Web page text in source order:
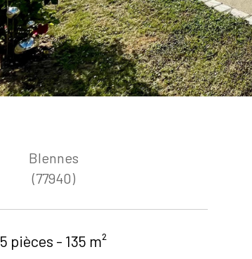
Blennes
(77940)
5 pièces - 135 m²